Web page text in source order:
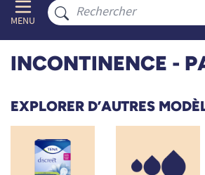
MENU
INCONTINENCE -
EXPLORER D’AUTRES